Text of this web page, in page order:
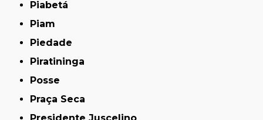
Piabetá
Piam
Piedade
Piratininga
Posse
Praça Seca